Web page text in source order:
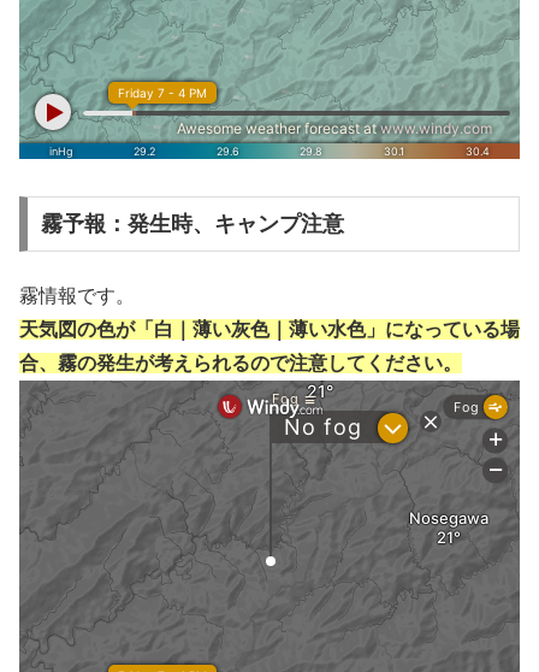
霧予報：発生時、キャンプ注意
霧情報です。
天気図の色が「白｜薄い灰色｜薄い水色」になっている場
合、霧の発生が考えられるので注意してください。